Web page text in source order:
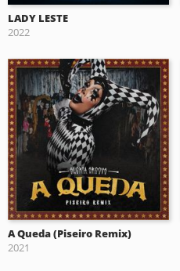
LADY LESTE
2022
A Queda (Piseiro Remix)
2021